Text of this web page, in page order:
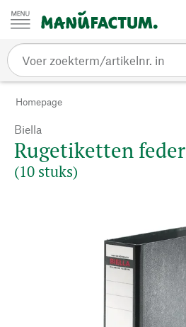
Passer au contenu
Homepage
Biella
Rugetiketten
(10 stuks)